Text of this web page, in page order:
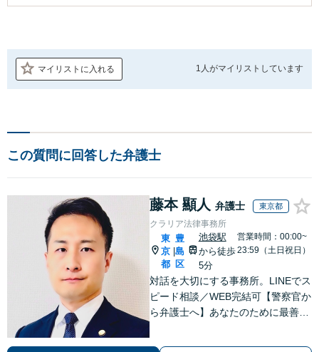
マイリストに入れる 1人がマイリストしています
この質問に回答した弁護士
藤本 顯人 弁護士 東京都
クラリア法律事務所
東
京
都
豊
島
区
池袋駅
から徒歩
5分
営業時間：00:00~
23:59（土日祝日）
対話を大切にする事務所。LINEでス
ピード相談／WEB完結可【警察官か
ら弁護士へ】あなたのために最善の